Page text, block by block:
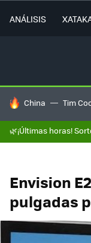
ANÁLISIS
HOY SE HABLA DE
China Tim
🌿¡Últimas horas!
Envision
pulgadas